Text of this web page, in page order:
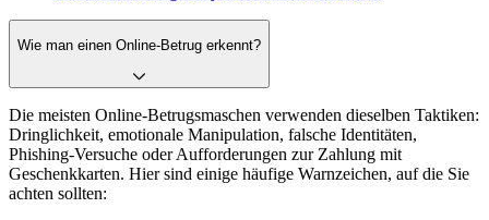
Wie man einen Online-Betrug erkennt?
Die meisten Online-Betrugsmaschen verwenden dieselben Taktiken:
Dringlichkeit, emotionale Manipulation, falsche Identitäten,
Phishing-Versuche oder Aufforderungen zur Zahlung mit
Geschenkkarten. Hier sind einige häufige Warnzeichen, auf die Sie
achten sollten: